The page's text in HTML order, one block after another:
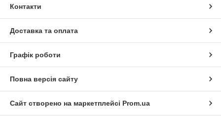
Контакти
Доставка та оплата
Графік роботи
Повна версія сайту
Сайт створено на маркетплейсі Prom.ua